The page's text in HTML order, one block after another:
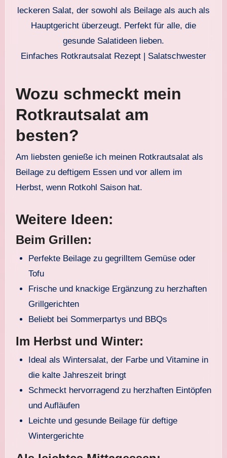
Einfaches Rotkrautsalat Rezept | Salatschwester
Wozu schmeckt mein
Rotkrautsalat am
besten?
Am liebsten genieße ich meinen Rotkrautsalat als
Beilage zu deftigem Essen und vor allem im
Herbst, wenn Rotkohl Saison hat.
Weitere Ideen:
Beim Grillen:
Perfekte Beilage zu gegrilltem Gemüse oder
Tofu
Frische und knackige Ergänzung zu herzhaften
Grillgerichten
Beliebt bei Sommerpartys und BBQs
Im Herbst und Winter:
Ideal als Wintersalat, der Farbe und Vitamine in
die kalte Jahreszeit bringt
Schmeckt hervorragend zu herzhaften Eintöpfen
und Aufläufen
Leichte und gesunde Beilage für deftige
Wintergerichte